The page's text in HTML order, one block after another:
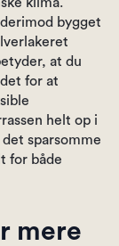
bygget
at du
for at
helt op i
sparsomme
for både
mere